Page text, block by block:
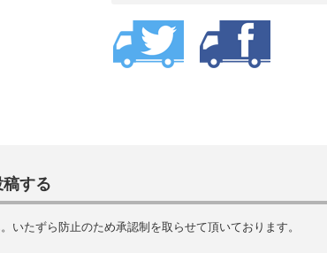
する
いたずら防止のため承認制を取らせて頂いております。